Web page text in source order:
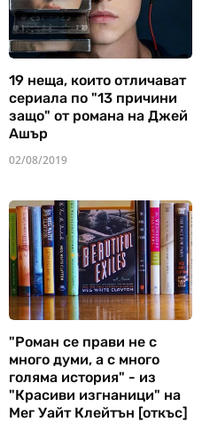
19 неща, които отличават
сериала по "13 причини
защо" от романа на Джей
Ашър
02/08/2019
"Роман се прави не с
много думи, а с много
голяма история" - из
"Красиви изгнаници" на
Мег Уайт Клейтън [откъс]